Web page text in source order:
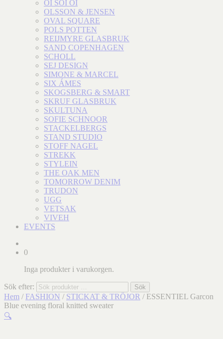
OI SOI OI
OLSSON & JENSEN
OVAL SQUARE
POLS POTTEN
REIJMYRE GLASBRUK
SAND COPENHAGEN
SCHOLL
SEJ DESIGN
SIMONE & MARCEL
SIX ÁMES
SKOGSBERG & SMART
SKRUF GLASBRUK
SKULTUNA
SOFIE SCHNOOR
STACKELBERGS
STAND STUDIO
STOFF NAGEL
STREKK
STYLEIN
THE OAK MEN
TOMORROW DENIM
TRUDON
UGG
VETSAK
VIVEH
EVENTS
0
Inga produkter i varukorgen.
Sök efter: Sök
Hem / FASHION / STICKAT & TRÖJOR / ESSENTIEL Garcon
Blue evening floral knitted sweater
🔍